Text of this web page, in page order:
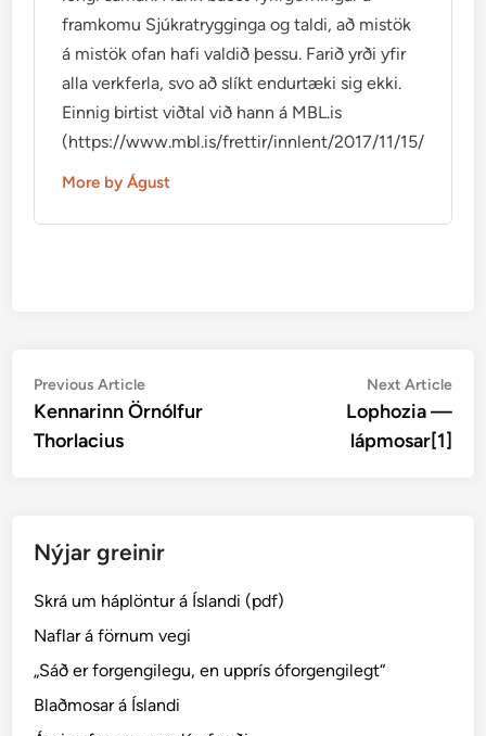
framkomu Sjúkratrygginga og taldi, að mistök
á mistök ofan hafi valdið þessu. Farið yrði yfir
alla verkferla, svo að slíkt endurtæki sig ekki.
Einnig birtist viðtal við hann á MBL.is
(https://www.mbl.is/frettir/innlent/2017/11/15/
More by Águst
Post
navigation
Previous ArticlePrevious
article:
Kennarinn Örnólfur
Thorlacius
Next Article
Lophozia —
lápmosar[1]
Nýjar greinir
Skrá um háplöntur á Íslandi (pdf)
Naflar á förnum vegi
„Sáð er forgengilegu, en upprís óforgengilegt“
Blaðmosar á Íslandi